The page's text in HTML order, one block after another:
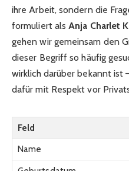
ihre Arbeit, sondern die
formuliert alsAnja Charlet
gehen wir gemeinsam den
dieser Begriff so häufig
wirklich darüber bekannt ist
dafür mit Respekt vor
Feld
Name